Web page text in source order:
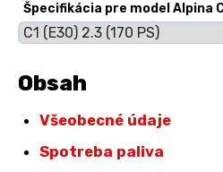
Špecifikácia pre model Alpina
Obsah
Všeobecné údaje
Spotreba paliva